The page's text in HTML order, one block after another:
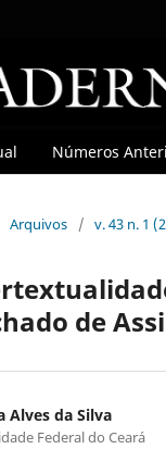
Números
Arquivos / v. 43 n. 1
de
Alves da Silva
Federal do Ceará